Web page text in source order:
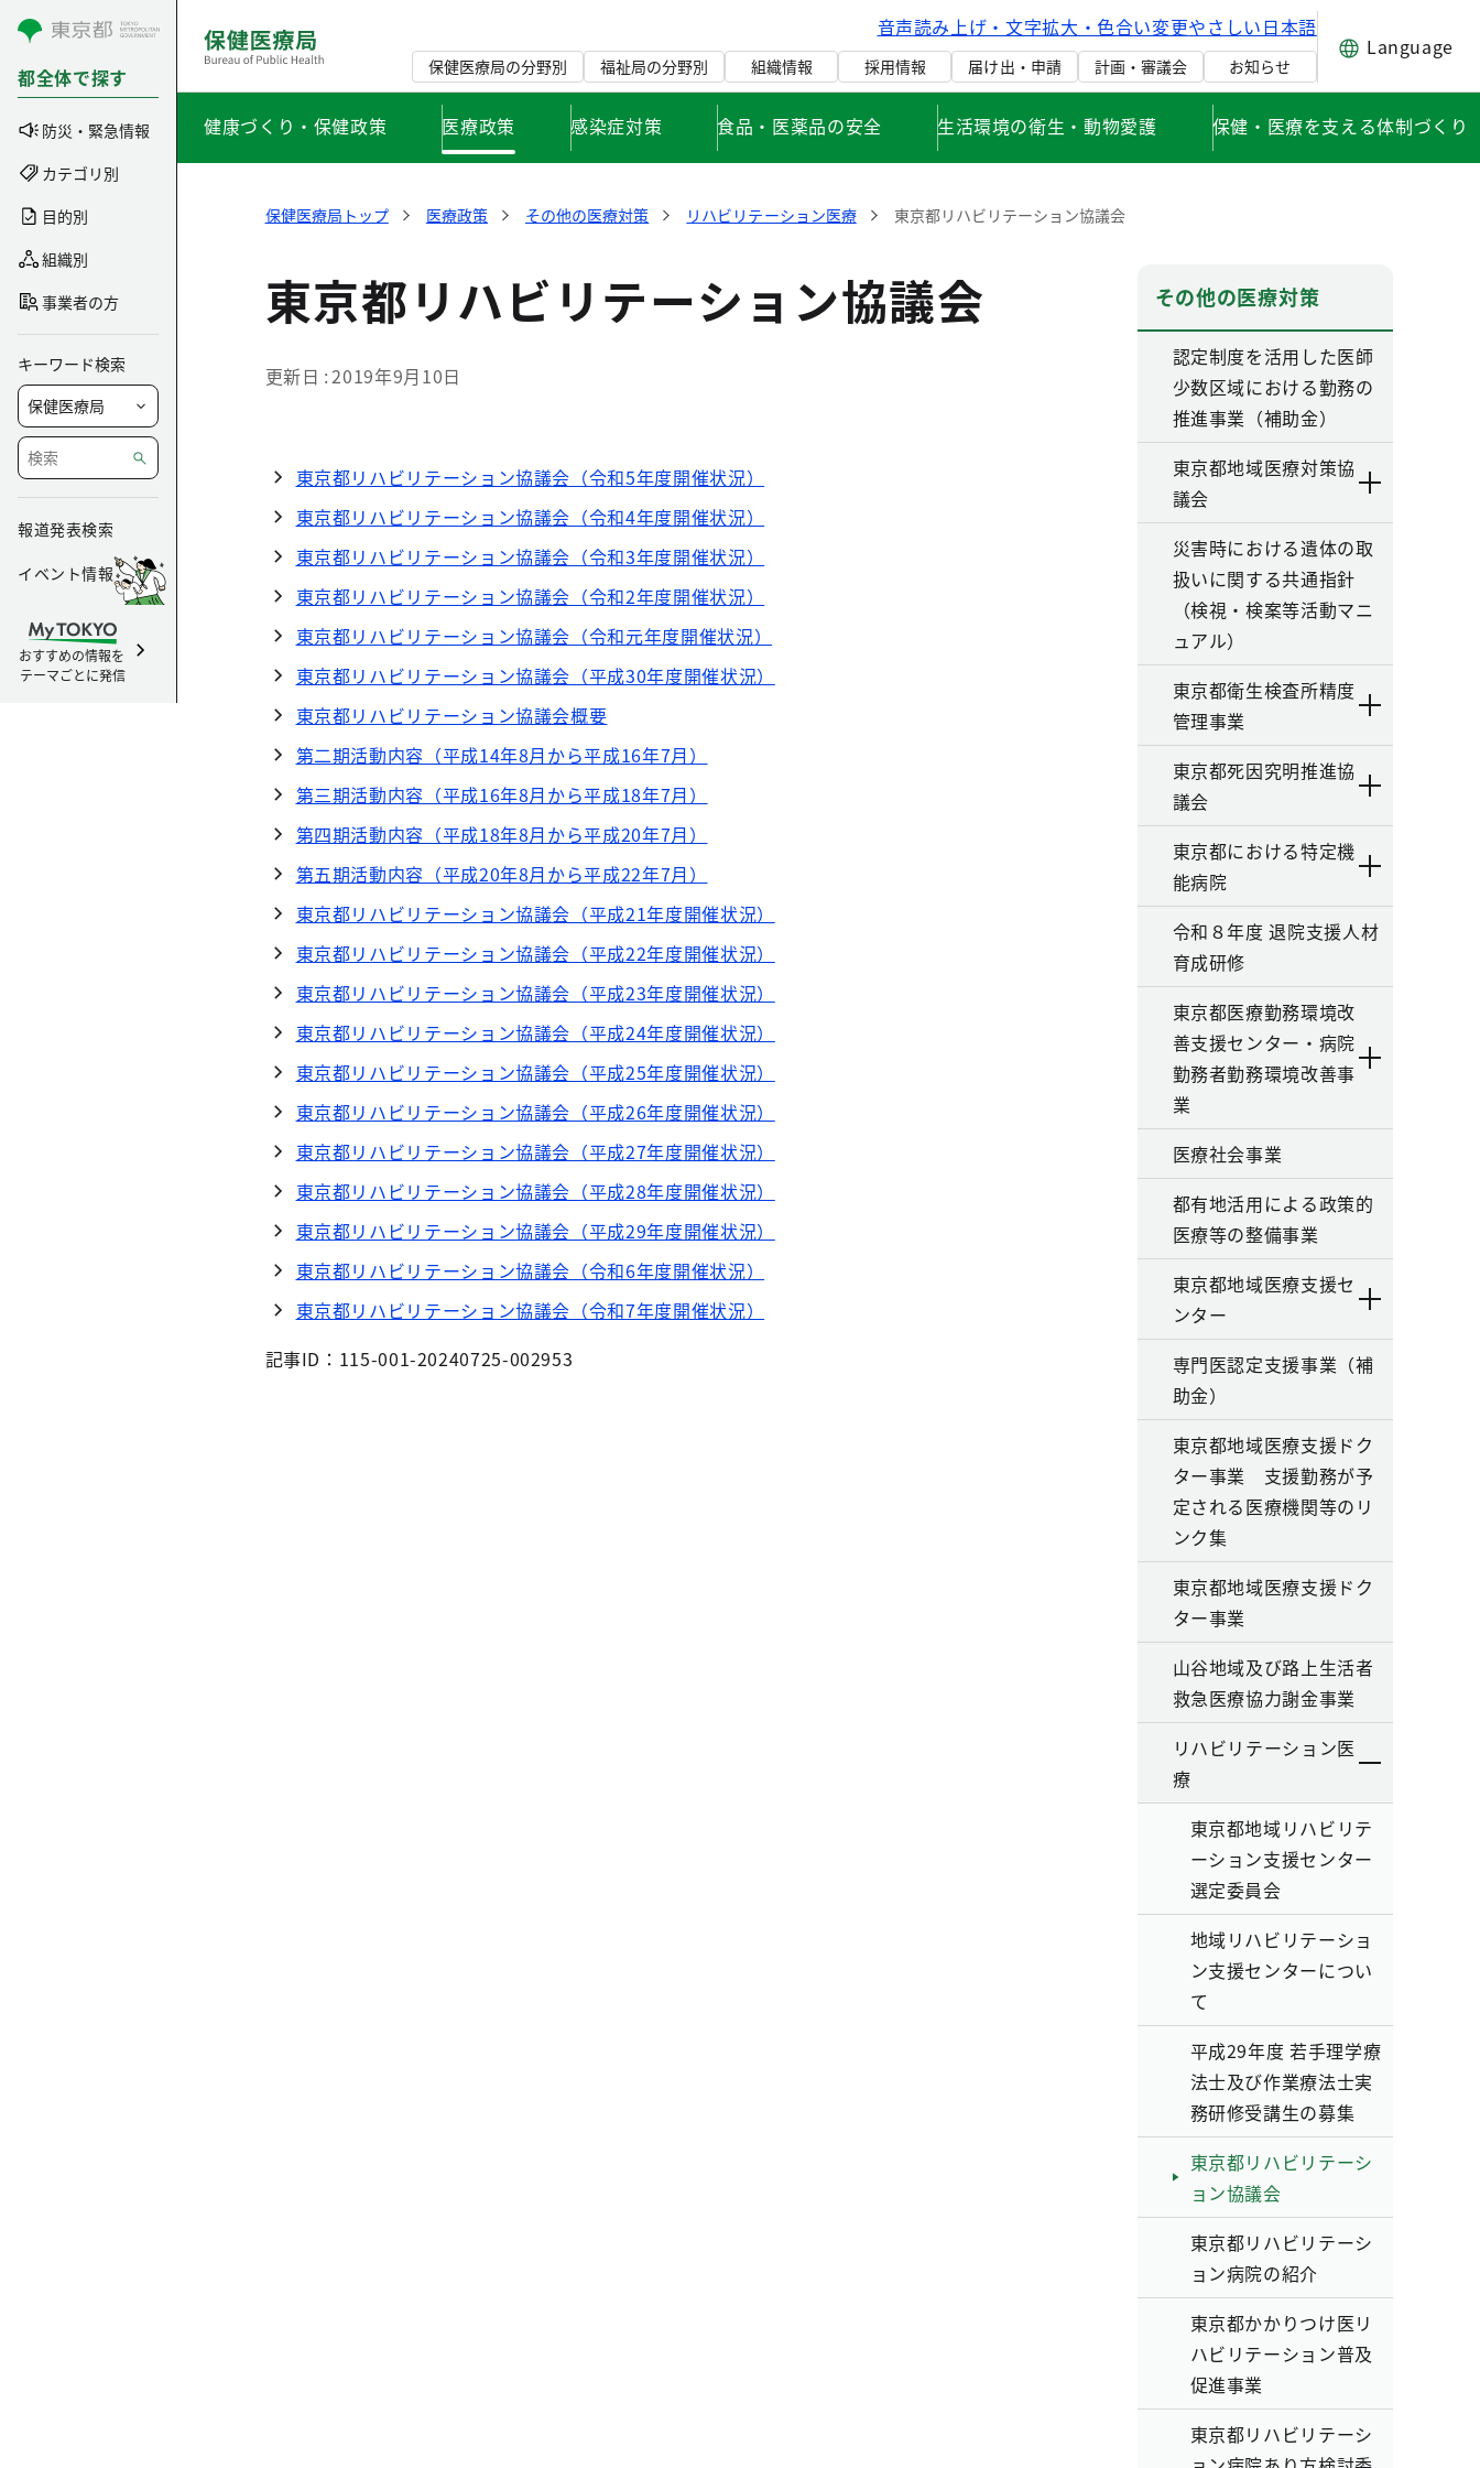
コンテンツにスキップ
都全体で探す
防災・緊急情報
カテゴリ別
目的別
組織別
事業者の方
キーワード検索
報道発表検索
イベント情報
おすすめの情報を
テーマごとに発信
音声読み上げ・文字拡大・色合い変更やさしい日本語
保健医療局の分野別 福祉局の分野別 組織情報 採用情報 届け出・申請 計画・審議会 お知らせ
Language
健康づくり・保健政策 医療政策 感染症対策 食品・医薬品の安全 生活環境の衛生・動物愛護 保健・医療を支える体制づくり
保健医療局トップ 医療政策 その他の医療対策 リハビリテーション医療 東京都リハビリテーション協議会
東京都リハビリテーション協議会
更新日 2019年9月10日
東京都リハビリテーション協議会（令和5年度開催状況）
東京都リハビリテーション協議会（令和4年度開催状況）
東京都リハビリテーション協議会（令和3年度開催状況）
東京都リハビリテーション協議会（令和2年度開催状況）
東京都リハビリテーション協議会（令和元年度開催状況）
東京都リハビリテーション協議会（平成30年度開催状況）
東京都リハビリテーション協議会概要
第二期活動内容（平成14年8月から平成16年7月）
第三期活動内容（平成16年8月から平成18年7月）
第四期活動内容（平成18年8月から平成20年7月）
第五期活動内容（平成20年8月から平成22年7月）
東京都リハビリテーション協議会（平成21年度開催状況）
東京都リハビリテーション協議会（平成22年度開催状況）
東京都リハビリテーション協議会（平成23年度開催状況）
東京都リハビリテーション協議会（平成24年度開催状況）
東京都リハビリテーション協議会（平成25年度開催状況）
東京都リハビリテーション協議会（平成26年度開催状況）
東京都リハビリテーション協議会（平成27年度開催状況）
東京都リハビリテーション協議会（平成28年度開催状況）
東京都リハビリテーション協議会（平成29年度開催状況）
東京都リハビリテーション協議会（令和6年度開催状況）
東京都リハビリテーション協議会（令和7年度開催状況）
記事ID：115-001-20240725-002953
その他の医療対策
認定制度を活用した医師
少数区域における勤務の
推進事業（補助金）
東京都地域医療対策協
議会
災害時における遺体の取
扱いに関する共通指針
（検視・検案等活動マニ
ュアル）
東京都衛生検査所精度
管理事業
東京都死因究明推進協
議会
東京都における特定機
能病院
令和８年度 退院支援人材
育成研修
東京都医療勤務環境改
善支援センター・病院
勤務者勤務環境改善事
業
医療社会事業
都有地活用による政策的
医療等の整備事業
東京都地域医療支援セ
ンター
専門医認定支援事業（補
助金）
東京都地域医療支援ドク
ター事業 支援勤務が予
定される医療機関等のリ
ンク集
東京都地域医療支援ドク
ター事業
山谷地域及び路上生活者
救急医療協力謝金事業
リハビリテーション医
療
東京都地域リハビリテ
ーション支援センター
選定委員会
地域リハビリテーショ
ン支援センターについ
て
平成29年度 若手理学療
法士及び作業療法士実
務研修受講生の募集
東京都リハビリテーシ
ョン協議会
東京都リハビリテーシ
ョン病院の紹介
東京都かかりつけ医リ
ハビリテーション普及
促進事業
東京都リハビリテーシ